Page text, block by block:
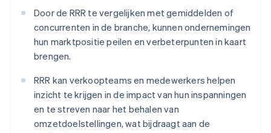
Door de RRR te vergelijken met gemiddelden of
concurrenten in de branche, kunnen ondernemingen
hun marktpositie peilen en verbeterpunten in kaart
brengen.
RRR kan verkoopteams en medewerkers helpen
inzicht te krijgen in de impact van hun inspanningen
en te streven naar het behalen van
omzetdoelstellingen, wat bijdraagt aan de